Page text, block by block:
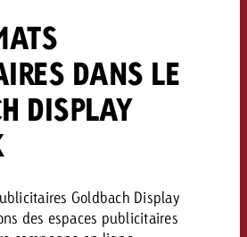
DANS LE
DISPLAY
Goldbach Display
des espaces publicitaires